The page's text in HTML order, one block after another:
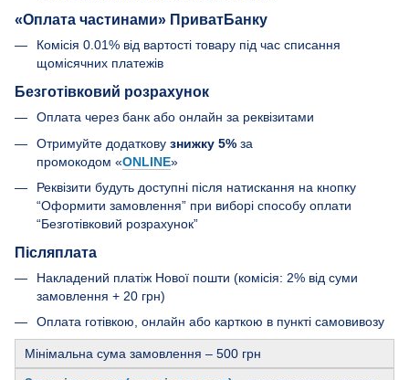
«Оплата частинами» ПриватБанку
Комісія 0.01% від вартості товару під час списання
щомісячних платежів
Безготівковий розрахунок
Оплата через банк або онлайн за реквізитами
Отримуйте додаткову знижку 5% за
промокодом «ONLINE»
Реквізити будуть доступні після натискання на кнопку
“Оформити замовлення” при виборі способу оплати
“Безготівковий розрахунок”
Післяплата
Накладений платіж Нової пошти (комісія: 2% від суми
замовлення + 20 грн)
Оплата готівкою, онлайн або карткою в пункті самовивозу
Мінімальна сума замовлення – 500 грн